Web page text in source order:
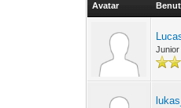
Avatar